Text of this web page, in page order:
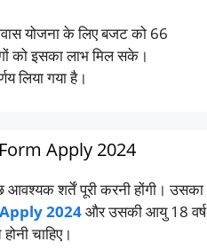
योजना के लिए बजट को 66
को इसका लाभ मिल सके।
लिया गया है।
Apply 2024
शर्तें पूरी करनी होंगी। उसका
2024और उसकी आयु 18 वर्ष
चाहिए।